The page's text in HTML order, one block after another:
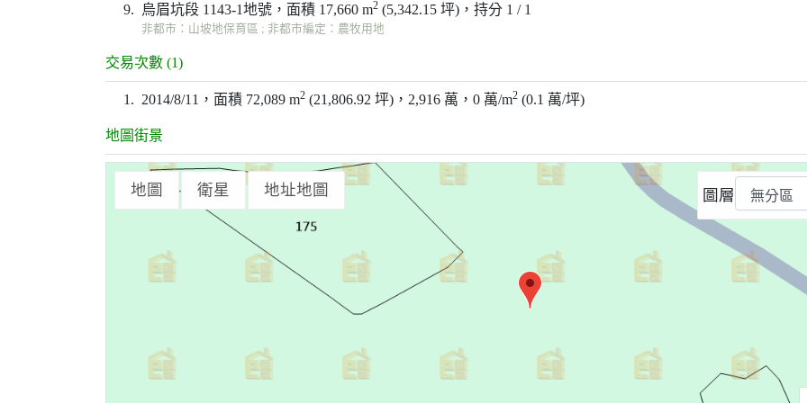
9. 烏眉坑段 1143-1地號，面積 17,660 m2 (5,342.15 坪)，持分 1 / 1
非都市：山坡地保育區 ; 非都市編定：農牧用地
交易次數 (1)
1. 2014/8/11，面積 72,089 m2 (21,806.92 坪)，2,916 萬，0 萬/m2 (0.1 萬/坪)
地圖街景
地圖 衛星 地址地圖 圖層